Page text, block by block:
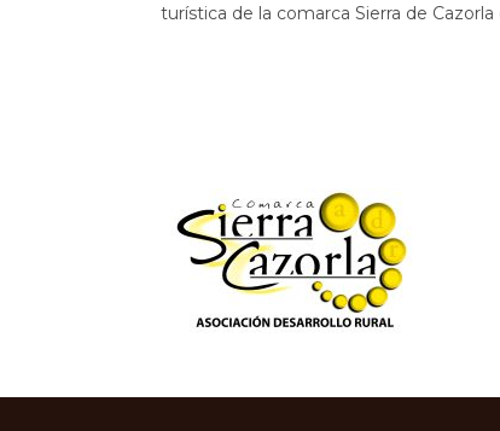
turística de la comarca Sierra de